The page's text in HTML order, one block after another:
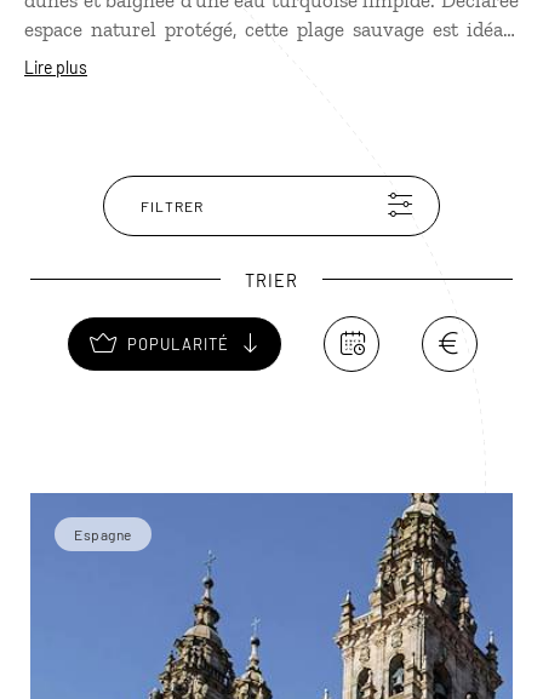
espace naturel protégé, cette plage sauvage est idéale
pour se balader, jouer au volley ou simplement prendre
Lire plus
FILTRER
TRIER
POPULARITÉ
Espagne